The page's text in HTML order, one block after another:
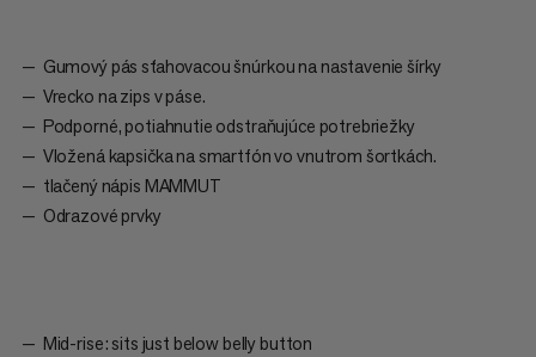
Gumový pás sťahovacou šnúrkou na nastavenie šírky
Vrecko na zips v páse.
Podporné, potiahnutie odstraňujúce potrebriežky
Vložená kapsička na smartfón vo vnutrom šortkách.
tlačený nápis MAMMUT
Odrazové prvky
Mid-rise: sits just below belly button